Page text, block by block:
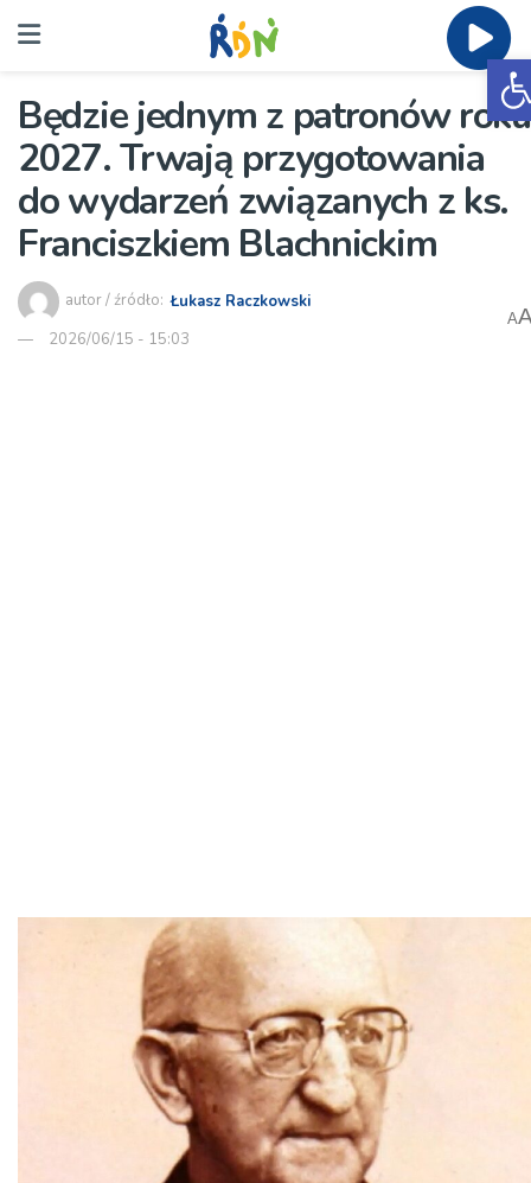
Będzie jednym z patronów roku
2027. Trwają przygotowania
do wydarzeń związanych z ks.
Franciszkiem Blachnickim
autor / źródło: Łukasz Raczkowski
2026/06/15 - 15:03
A